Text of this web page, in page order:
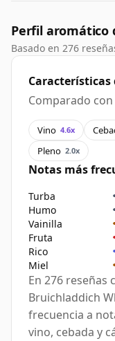
Perfil aromático
Basado en 276
Comparado
Vino 4.6x
Pleno 2.0x
Notas más
Turba
Humo
Vainilla
Fruta
Rico
Miel
En 276 reseñas
Bruichladdich
frecuencia a
vino, cebada y